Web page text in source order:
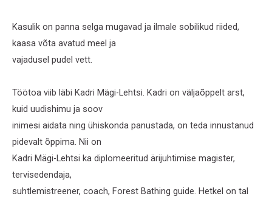
Kasulik on panna selga mugavad ja ilmale sobilikud riided,
kaasa võta avatud meel ja
vajadusel pudel vett.
Töötoa viib läbi Kadri Mägi-Lehtsi. Kadri on väljaõppelt arst,
kuid uudishimu ja soov
inimesi aidata ning ühiskonda panustada, on teda innustanud
pidevalt õppima. Nii on
Kadri Mägi-Lehtsi ka diplomeeritud ärijuhtimise magister,
tervisedendaja,
suhtlemistreener, coach, Forest Bathing guide. Hetkel on tal